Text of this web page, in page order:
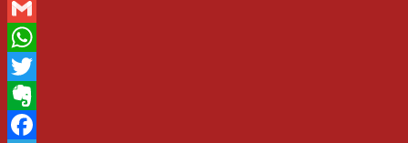
Email
Gmail
WhatsApp
Twitter
Evernote